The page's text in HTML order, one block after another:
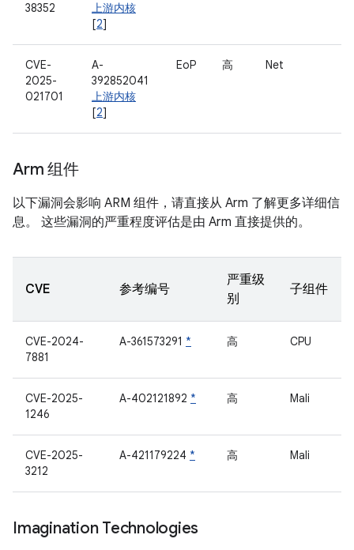
38352
上游内核
[2]
CVE-
2025-
021701
A-
392852041
上游内核
[2]
EoP 高 Net
Arm 组件
以下漏洞会影响 ARM 组件，请直接从 Arm 了解更多详细信
息。 这些漏洞的严重程度评估是由 Arm 直接提供的。
CVE 参考编号
严重级
别
子组件
CVE-2024-
7881
A-361573291 * 高 CPU
CVE-2025-
1246
A-402121892 * 高 Mali
CVE-2025-
3212
A-421179224 * 高 Mali
Imagination Technologies